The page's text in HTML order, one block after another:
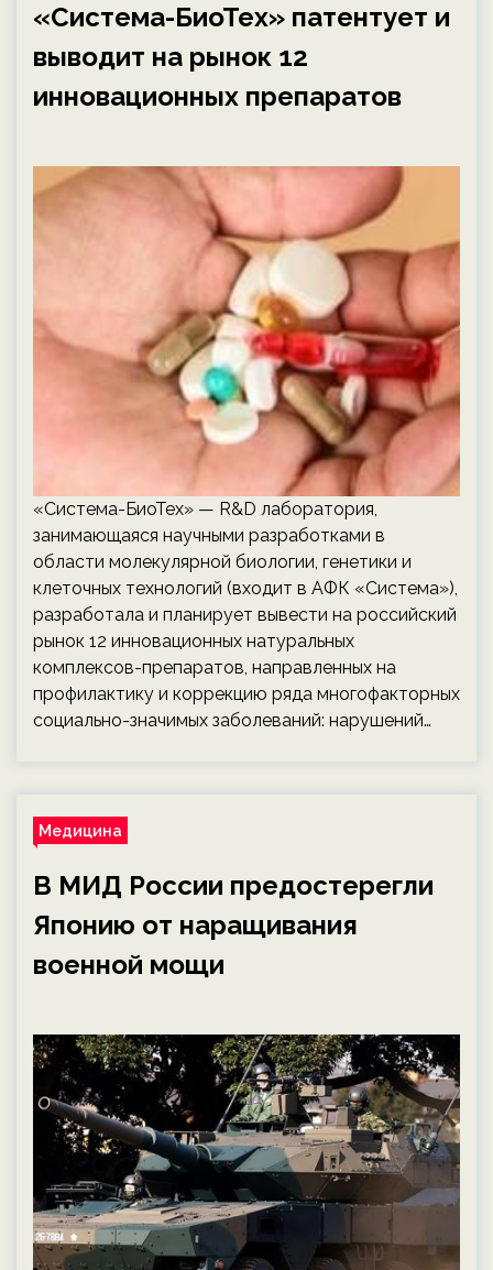
«Система-БиоТех» патентует и
выводит на рынок 12
инновационных препаратов
«Система-БиоТех» — R&D лаборатория,
занимающаяся научными разработками в
области молекулярной биологии, генетики и
клеточных технологий (входит в АФК «Система»),
разработала и планирует вывести на российский
рынок 12 инновационных натуральных
комплексов-препаратов, направленных на
профилактику и коррекцию ряда многофакторных
социально-значимых заболеваний: нарушений…
Медицина
В МИД России предостерегли
Японию от наращивания
военной мощи